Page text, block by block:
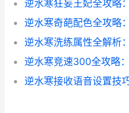
逆水寒狂妄王妃全攻略